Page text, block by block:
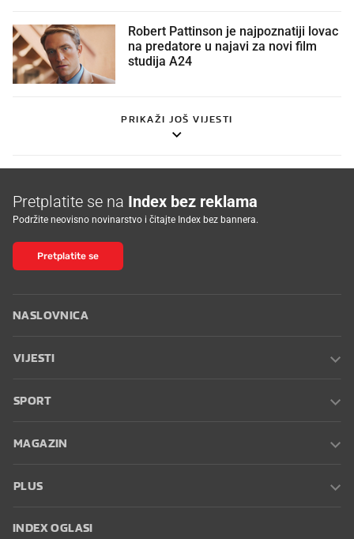
Robert Pattinson je najpoznatiji lovac
na predatore u najavi za novi film
studija A24
PRIKAŽI JOŠ VIJESTI
Pretplatite se na Index bez reklama
Podržite neovisno novinarstvo i čitajte Index bez bannera.
Pretplatite se
NASLOVNICA
VIJESTI
SPORT
MAGAZIN
PLUS
INDEX OGLASI